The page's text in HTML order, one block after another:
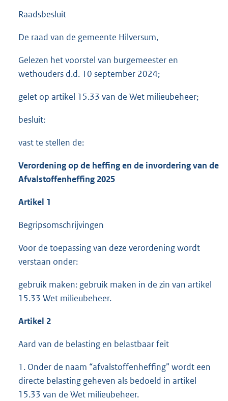
Raadsbesluit
De raad van de gemeente Hilversum,
Gelezen het voorstel van burgemeester en
wethouders d.d. 10 september 2024;
gelet op artikel 15.33 van de Wet milieubeheer;
besluit:
vast te stellen de:
Verordening op de heffing en de invordering van de
Afvalstoffenheffing 2025
Artikel 1
Begripsomschrijvingen
Voor de toepassing van deze verordening wordt
verstaan onder:
gebruik maken: gebruik maken in de zin van artikel
15.33 Wet milieubeheer.
Artikel 2
Aard van de belasting en belastbaar feit
1. Onder de naam “afvalstoffenheffing” wordt een
directe belasting geheven als bedoeld in artikel
15.33 van de Wet milieubeheer.